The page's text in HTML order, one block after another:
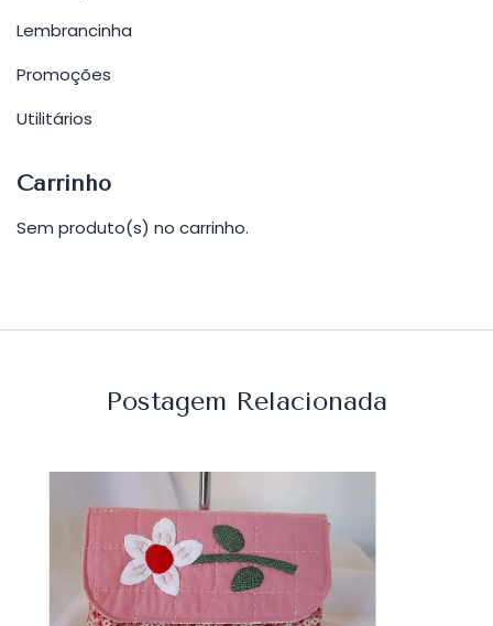
Lembrancinha
Promoções
Utilitários
Carrinho
Sem produto(s) no carrinho.
Postagem Relacionada